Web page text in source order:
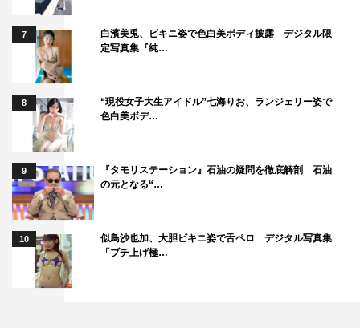
7
白濱美兎、ビキニ姿で色白美ボディ披露 デジタル限
定写真集『純…
8
“現役女子大生アイドル”七海りお、ランジェリー姿で
色白美ボデ…
9
『タモリステーション』石油の疑問を徹底解剖 石油
の元となる“…
10
似鳥沙也加、大胆ビキニ姿で舌ペロ デジタル写真集
「ブチ上げ極…